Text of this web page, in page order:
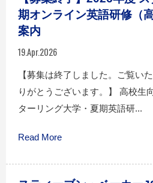
期オンライン英語研修（
案内
19.Apr.2026
【募集は終了しました。ご覧い
りがとうございます。】 高校生
ターリング大学・夏期英語研...
Read More